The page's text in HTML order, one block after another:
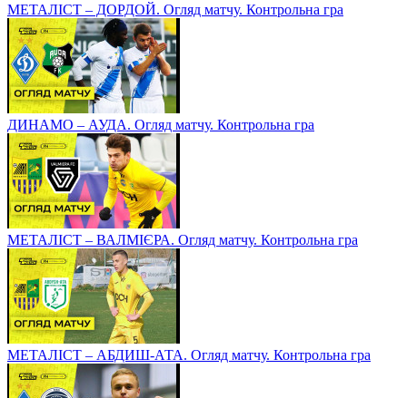
МЕТАЛІСТ – ДОРДОЙ. Огляд матчу. Контрольна гра
ДИНАМО – АУДА. Огляд матчу. Контрольна гра
МЕТАЛІСТ – ВАЛМІЄРА. Огляд матчу. Контрольна гра
МЕТАЛІСТ – АБДИШ-АТА. Огляд матчу. Контрольна гра